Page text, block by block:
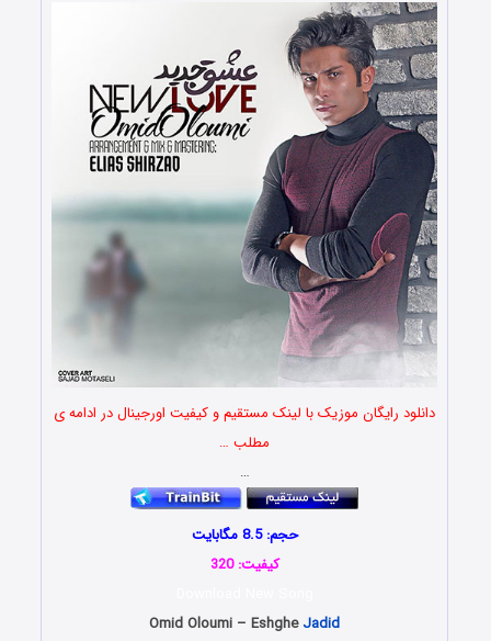
دانلود رایگان موزیک با لینک مستقیم و کیفیت اورجینال در ادامه ی
مطلب …
…
حجم: 8.5 مگابایت
کیفیت: 320
Omid Oloumi – EshgheJadid